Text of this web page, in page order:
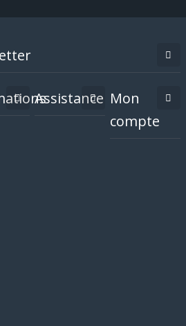
Assistance Mon
compte